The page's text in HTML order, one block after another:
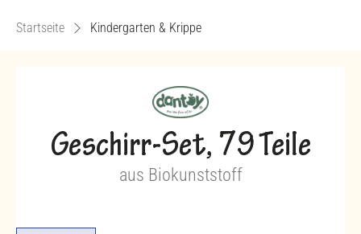
Startseite Kindergarten & Krippe
Geschirr-Set, 79 Teile
aus Biokunststoff